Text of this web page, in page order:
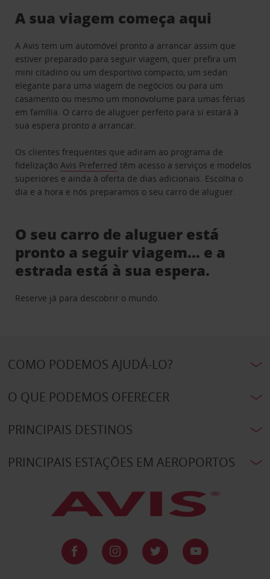
A sua viagem começa aqui
A Avis tem um automóvel pronto a arrancar assim que
estiver preparado para seguir viagem, quer prefira um
mini citadino ou um desportivo compacto, um sedan
elegante para uma viagem de negócios ou para um
casamento ou mesmo um monovolume para umas férias
em família. O carro de aluguer perfeito para si estará à
sua espera pronto a arrancar.
Os clientes frequentes que adiram ao programa de
fidelizaçãoAvis Preferred têm acesso a serviços e modelos
superiores e ainda à oferta de dias adicionais. Escolha o
dia e a hora e nós preparamos o seu carro de aluguer.
O seu carro de aluguer está
pronto a seguir viagem… e a
estrada está à sua espera.
Reserve já para descobrir o mundo.
COMO PODEMOS AJUDÁ-LO?
O QUE PODEMOS OFERECER
PRINCIPAIS DESTINOS
PRINCIPAIS ESTAÇÕES EM AEROPORTOS